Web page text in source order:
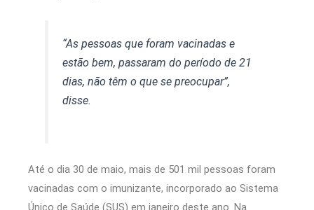
“As pessoas que foram vacinadas e
estão bem, passaram do período de 21
dias, não têm o que se preocupar”,
disse.
Até o dia 30 de maio, mais de 501 mil pessoas foram
vacinadas com o imunizante, incorporado ao Sistema
Único de Saúde (SUS) em janeiro deste ano. Na